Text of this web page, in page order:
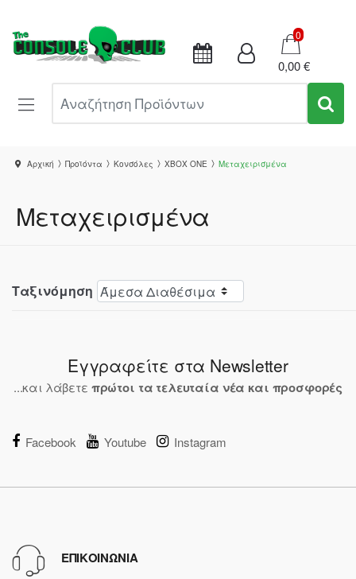
Καλάθι
0
0,00 €
Αρχική Προϊόντα Κονσόλες XBOX ONE Μεταχειρισμένα
Μεταχειρισμένα
Ταξινόμηση
Εγγραφείτε στα Newsletter
...και λάβετε πρώτοι τα τελευταία νέα και προσφορές
Facebook Youtube Instagram
ΕΠΙΚΟΙΝΩΝΙΑ